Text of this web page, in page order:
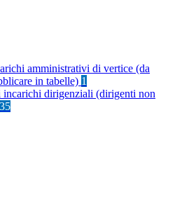
amministrativi di vertice (da
in tabelle) 1
dirigenziali (dirigenti non
35